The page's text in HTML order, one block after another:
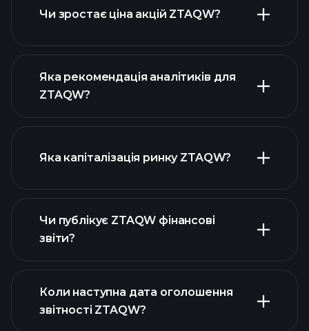
Чи зростає ціна акцій ZTAQW?
діаграмі ZTAQW
Яка рекомендація аналітиків для
ZTAQW?
Яка капіталізація ринку ZTAQW?
наш список акцій
Чи публікує ZTAQW фінансові
звіти?
фінансовими звітами ZTAQW
Коли наступна дата оголошення
звітності ZTAQW?